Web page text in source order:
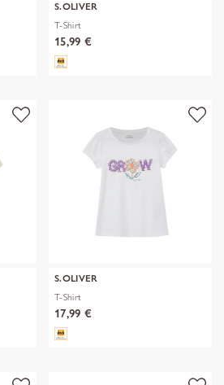
S.OLIVER
T-Shirt
15,99 €
S.OLIVER
T-Shirt
17,99 €